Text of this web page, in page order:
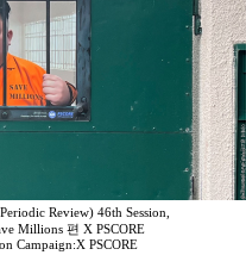
Review) 46th Session,
Millions 편 X PSCORE
Campaign:X PSCORE